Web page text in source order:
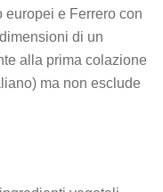
europei e Ferrero con
di un
alla prima colazione
ma non esclude